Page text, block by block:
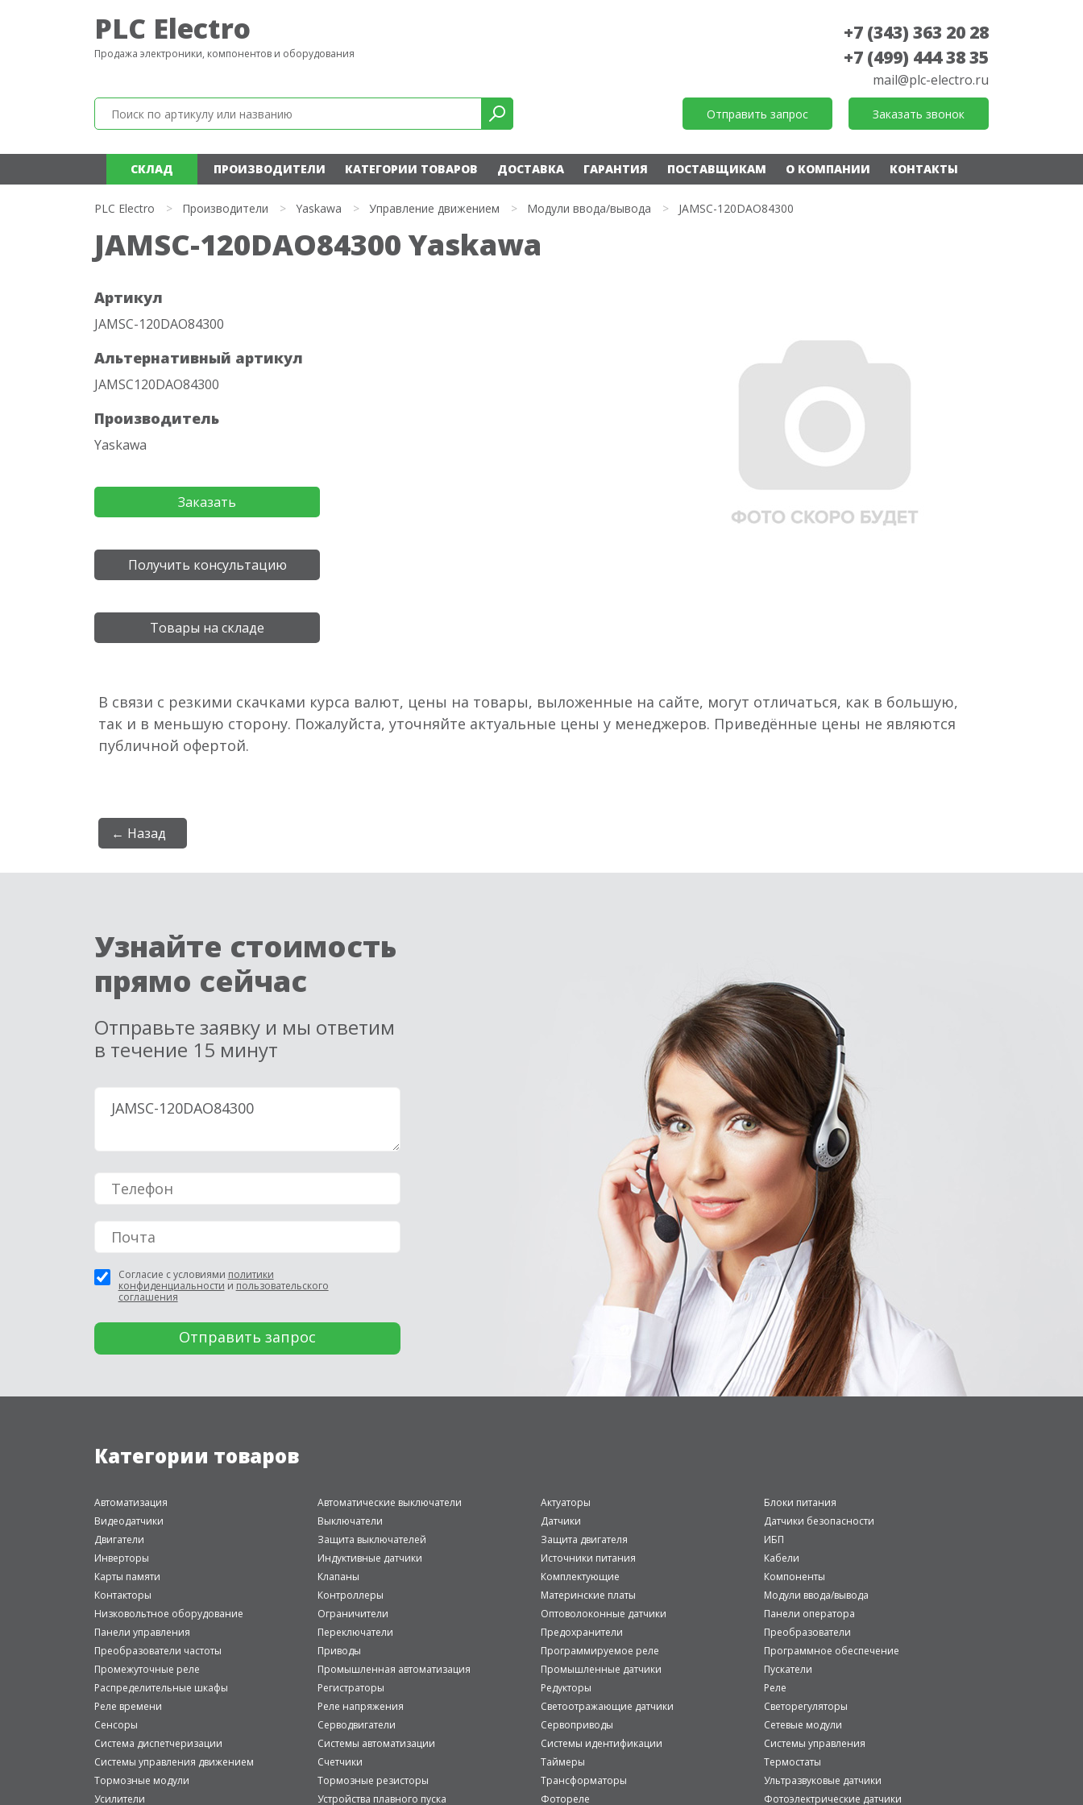
PLC Electro
Продажа электроники, компонентов и оборудования
+7 (343) 363 20 28
+7 (499) 444 38 35
mail@plc-electro.ru
Отправить запрос Заказать звонок
СКЛАД ПРОИЗВОДИТЕЛИ КАТЕГОРИИ ТОВАРОВ ДОСТАВКА ГАРАНТИЯ ПОСТАВЩИКАМ О КОМПАНИИ КОНТАКТЫ
PLC Electro > Производители > Yaskawa > Управление движением > Модули ввода/вывода > JAMSC-120DAO84300
JAMSC-120DAO84300 Yaskawa
Артикул
JAMSC-120DAO84300
Альтернативный артикул
JAMSC120DAO84300
Производитель
Yaskawa
Заказать
Получить консультацию
Товары на складе
В связи с резкими скачками курса валют, цены на товары, выложенные на сайте, могут отличаться, как в большую,
так и в меньшую сторону. Пожалуйста, уточняйте актуальные цены у менеджеров. Приведённые цены не являются
публичной офертой.
← Назад
Узнайте стоимость
прямо сейчас
Отправьте заявку и мы ответим
в течение 15 минут
Согласие с условиями политики
конфиденциальности и пользовательского
соглашения
Категории товаров
Автоматизация Автоматические выключатели Актуаторы
Блоки питания
Видеодатчики
Выключатели Датчики
Датчики безопасности
Двигатели
Защита выключателей Защита двигателя
ИБП
Инверторы
Индуктивные датчики Источники питания
Кабели
Карты памяти
Клапаны Комплектующие
Компоненты
Контакторы
Контроллеры Материнские платы
Модули ввода/вывода
Низковольтное оборудование
Ограничители Оптоволоконные датчики
Панели оператора
Панели управления
Переключатели Предохранители
Преобразователи
Преобразователи частоты
Приводы Программируемое реле
Программное обеспечение
Промежуточные реле
Промышленная автоматизация Промышленные датчики
Пускатели
Распределительные шкафы
Регистраторы Редукторы
Реле
Реле времени
Реле напряжения Светоотражающие датчики
Светорегуляторы
Сенсоры
Серводвигатели Сервоприводы
Сетевые модули
Система диспетчеризации
Системы автоматизации Системы идентификации
Системы управления
Системы управления движением
Счетчики Таймеры
Термостаты
Тормозные модули
Тормозные резисторы Трансформаторы
Ультразвуковые датчики
Усилители
Устройства плавного пуска Фотореле Фотоэлектрические датчики